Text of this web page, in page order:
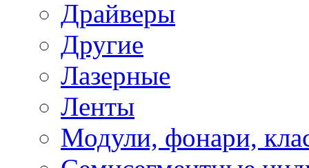
Драйверы
Другие
Лазерные
Ленты
Модули, фонари,